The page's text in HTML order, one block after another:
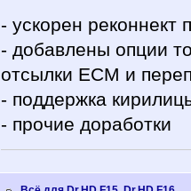
- ускорен реконнект
- добавлены опции
отсылки ЕСМ и
- поддержка
- прочие доработки